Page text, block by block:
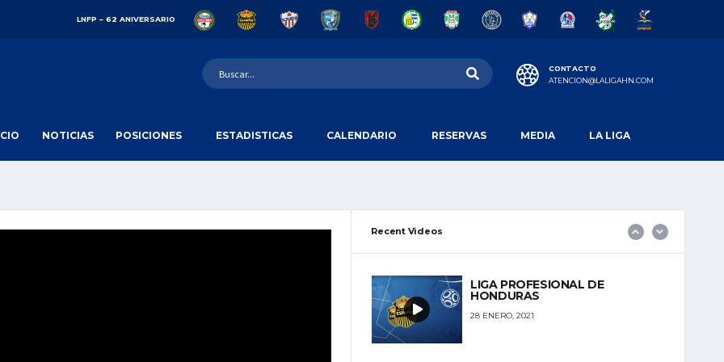
LNFP – 62 ANIVERSARIO
CONTACTO
ATENCION@LALIGAHN.COM
NOTICIAS POSICIONES ESTADISTICAS CALENDARIO RESERVAS MEDIA LA LIGA
Recent Videos
LA COPA SALVAVIDA
27 ENERO, 2021
LIGA PROFESIONAL DE
HONDURAS
28 ENERO, 2021